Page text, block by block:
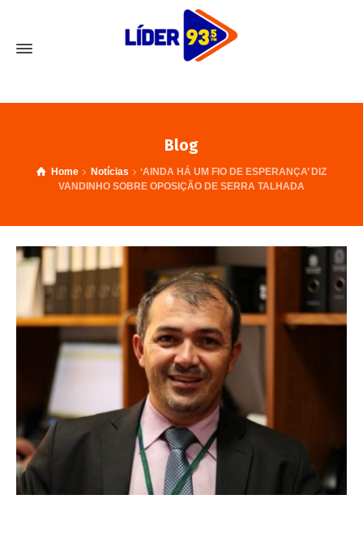
Blog
Home Notícias
‘AINDA HÁ UM FIO DE ESPERANÇA’ DIZ
VANDINHO SOBRE OPOSIÇÃO DE SERRA TALHADA